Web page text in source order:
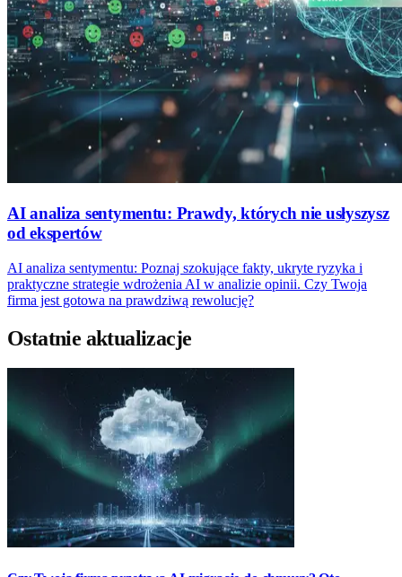
AI analiza sentymentu: Prawdy, których nie usłyszysz
od ekspertów
AI analiza sentymentu: Poznaj szokujące fakty, ukryte ryzyka i
praktyczne strategie wdrożenia AI w analizie opinii. Czy Twoja
firma jest gotowa na prawdziwą rewolucję?
Ostatnie aktualizacje